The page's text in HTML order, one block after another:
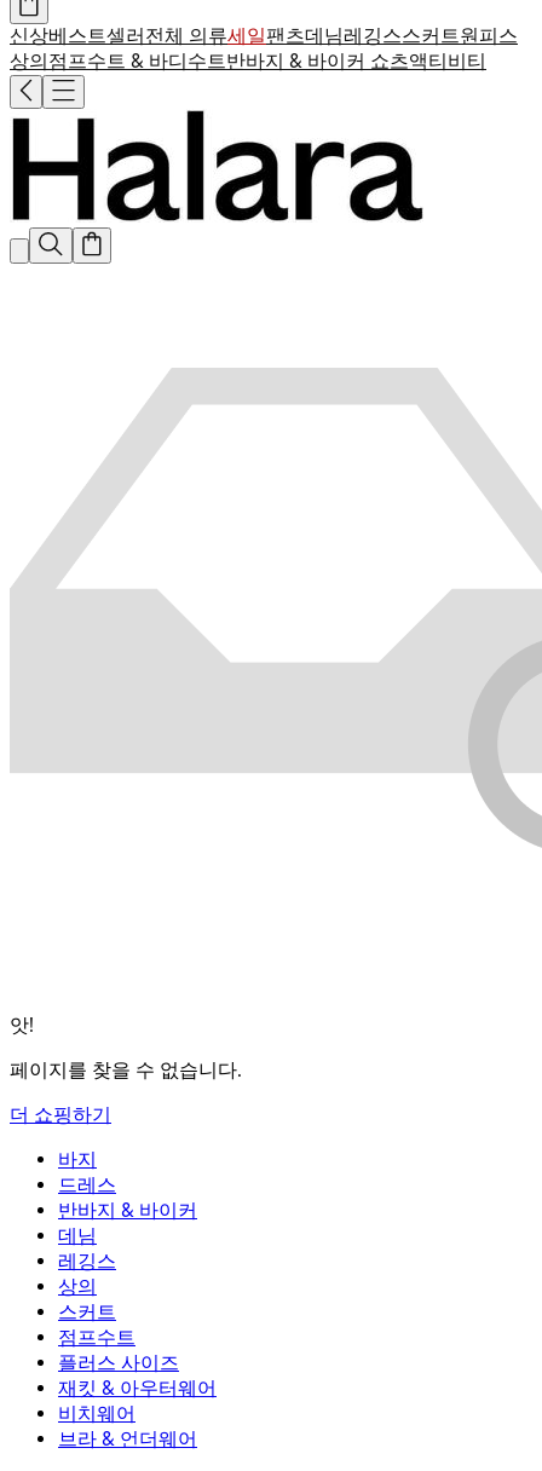
신상베스트셀러 전체 의류세일팬츠데님레깅스스커트원피스
상의 점프수트 & 바디수트반바지 & 바이커 쇼츠액티비티
앗!
페이지를 찾을 수 없습니다.
더 쇼핑하기
바지
바지
조거
작업 바지
플로우 팬츠
드레스
드레스
액티브 드레스
맥시 & 미디 드레스
미니 드레스
반바지 & 바이커
반바지 & 바이커
바이커
데님 반바지
2.5인치 반바지
데님
데님
데님 레깅스
와이드 진
데님 반바지
데님 스커트
레깅스
레깅스
데님 레깅스
힙업 레깅스
요가 레깅스
상의
상의
스포츠 브라
티셔츠
스커트
스커트
액티브 스커트
미니 스커트
맥시 & 미디 스커트
점프수트
점프수트
오버롤
롬퍼
플러스 사이즈
플러스 사이즈
플러스 사이즈 하의
플러스 사이즈 상의
플러스 사이즈 드레스
재킷 & 아우터웨어
재킷 & 아우터웨어
재킷 & 아우터웨어
아우터웨어
비치웨어
비치웨어
수영복 상의
브라 & 언더웨어
브라 & 언더웨어